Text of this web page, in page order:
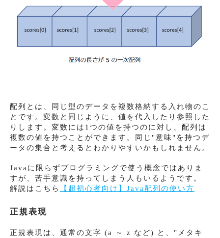
配列とは、同じ型のデータを複数格納する入れ物のこ
とです。変数と同じように、値を代入したり参照した
りします。変数には1つの値を持つのに対し、配列は
複数の値を持つことができます。同じ"意味"を持つデ
ータの集合と考えるとわかりやすいかもしれません。
Javaに限らずプログラミングで使う概念ではありま
すが、苦手意識を持ってしまう人もいるようです。
解説はこちら
【超初心者向け】Java配列の使い方
正規表現
正規表現は、通常の文字 (a ～ z など) と、"メタキ